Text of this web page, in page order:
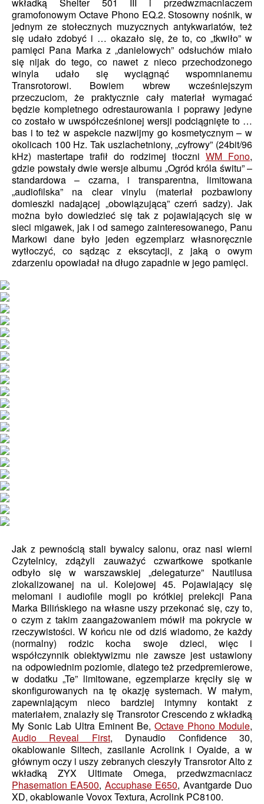
gramofonowym Octave Phono EQ.2. Stosowny nośnik, w
jednym ze stołecznych muzycznych antykwariatów, też
się udało zdobyć i … okazało się, że to, co „tkwiło” w
pamięci Pana Marka z „danielowych” odsłuchów miało
się nijak do tego, co nawet z nieco przechodzonego
winyla udało się wyciągnąć wspomnianemu
Transrotorowi. Bowiem wbrew wcześniejszym
przeczuciom, że praktycznie cały materiał wymagać
będzie kompletnego odrestaurowania i poprawy jedyne
co zostało w uwspółcześnionej wersji podciągnięte to …
bas i to też w aspekcie nazwijmy go kosmetycznym – w
okolicach 100 Hz. Tak uszlachetniony, „cyfrowy” (24bit/96
kHz) mastertape trafił do rodzimej tłoczni WM Fono,
gdzie powstały dwie wersje albumu „Ogród króla świtu” –
standardowa – czarna, i transparentna, limitowana
„audiofilska” na clear vinylu (materiał pozbawiony
domieszki nadającej „obowiązującą” czerń sadzy). Jak
można było dowiedzieć się tak z pojawiających się w
sieci migawek, jak i od samego zainteresowanego, Panu
Markowi dane było jeden egzemplarz własnoręcznie
wytłoczyć, co sądząc z ekscytacji, z jaką o owym
zdarzeniu opowiadał na długo zapadnie w jego pamięci.
Jak z pewnością stali bywalcy salonu, oraz nasi wierni
Czytelnicy, zdążyli zauważyć czwartkowe spotkanie
odbyło się w warszawskiej „delegaturze” Nautilusa
zlokalizowanej na ul. Kolejowej 45. Pojawiający się
melomani i audiofile mogli po krótkiej prelekcji Pana
Marka Bilińskiego na własne uszy przekonać się, czy to,
o czym z takim zaangażowaniem mówił ma pokrycie w
rzeczywistości. W końcu nie od dziś wiadomo, że każdy
(normalny) rodzic kocha swoje dzieci, więc i
współczynnik obiektywizmu nie zawsze jest ustawiony
na odpowiednim poziomie, dlatego też przedpremierowe,
w dodatku „Te” limitowane, egzemplarze kręciły się w
skonfigurowanych na tę okazję systemach. W małym,
zapewniającym nieco bardziej intymny kontakt z
materiałem, znalazły się Transrotor Crescendo z wkładką
My Sonic Lab Ultra Eminent Be, Octave Phono Module,
Audio Reveal First, Dynaudio Confidence 30,
okablowanie Siltech, zasilanie Acrolink i Oyaide, a w
głównym oczy i uszy zebranych cieszyły Transrotor Alto z
wkładką ZYX Ultimate Omega, przedwzmacniacz
Phasemation EA500, Accuphase E650, Avantgarde Duo
XD, okablowanie Vovox Textura, Acrolink PC8100.